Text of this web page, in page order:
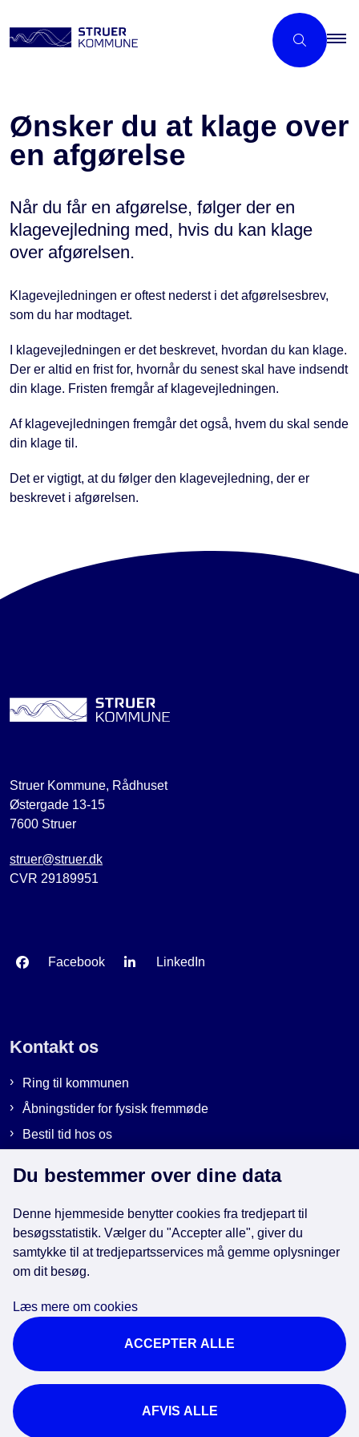
Ønsker du at klage over
en afgørelse
Når du får en afgørelse, følger der en
klagevejledning med, hvis du kan klage
over afgørelsen.
Klagevejledningen er oftest nederst i det afgørelsesbrev,
som du har modtaget.
I klagevejledningen er det beskrevet, hvordan du kan klage.
Der er altid en frist for, hvornår du senest skal have indsendt
din klage. Fristen fremgår af klagevejledningen.
Af klagevejledningen fremgår det også, hvem du skal sende
din klage til.
Det er vigtigt, at du følger den klagevejledning, der er
beskrevet i afgørelsen.
Struer Kommune, Rådhuset
Østergade 13-15
7600 Struer
struer@struer.dk
CVR 29189951
Facebook LinkedIn
Kontakt os
Ring til kommunen
Åbningstider for fysisk fremmøde
Bestil tid hos os
Genveje
EAN-numre i kommunen
Cookies
Tilgængelighedserklæring
Brug af kunstig intelligens
Du bestemmer over dine data
Denne hjemmeside benytter cookies fra tredjepart til
besøgsstatistik. Vælger du "Accepter alle", giver du
samtykke til at tredjepartsservices må gemme oplysninger
om dit besøg.
Læs mere om cookies
ACCEPTER ALLE
AFVIS ALLE